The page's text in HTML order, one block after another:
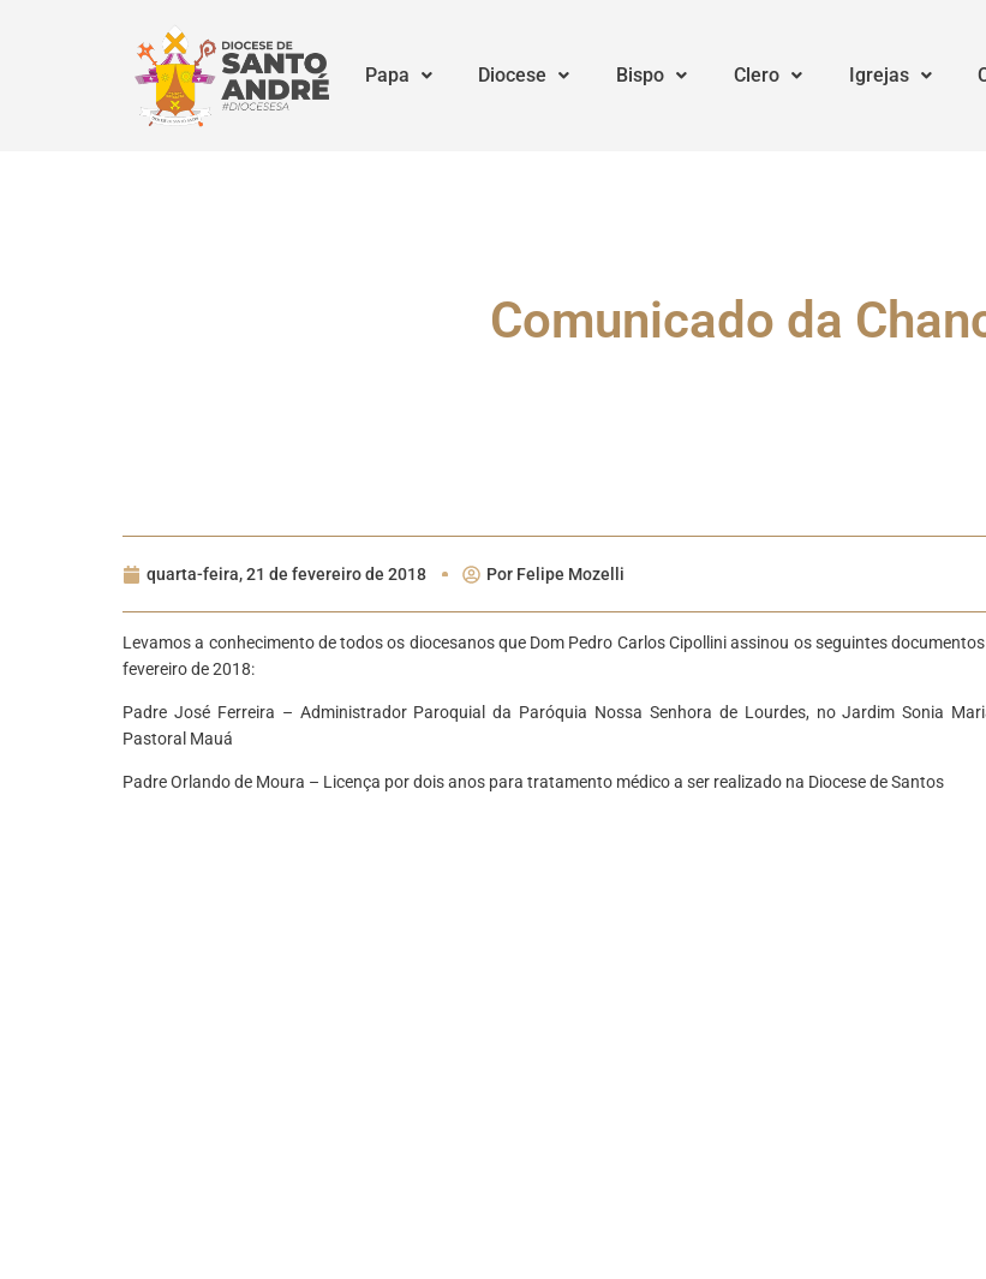
Papa Diocese Bispo Clero Igrejas
Comunicado da
quarta-feira, 21 de fevereiro de 2018 Por Felipe Mozelli
Levamos a conhecimento de todos os diocesanos que Dom Pedro Carlos Cipollini assinou os seguintes
fevereiro de 2018:
Padre José Ferreira – Administrador Paroquial da Paróquia Nossa Senhora de Lourdes, no Jardim Sonia
Pastoral Mauá
Padre Orlando de Moura – Licença por dois anos para tratamento médico a ser realizado na Diocese de Santos